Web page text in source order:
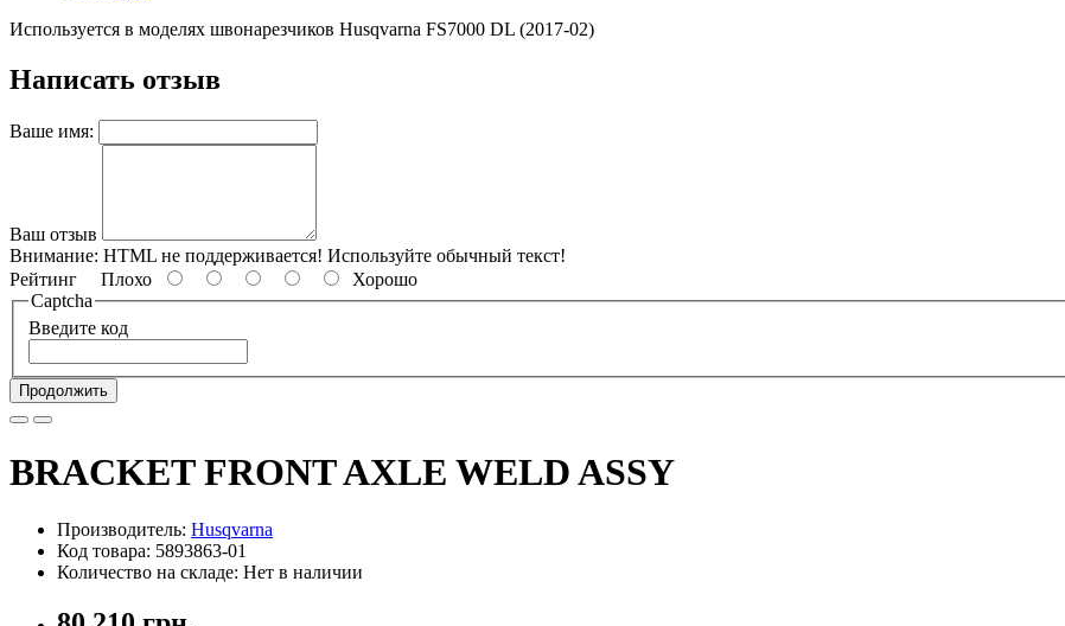
Используется в моделях швонарезчиков Husqvarna FS7000 DL (2017-02)
Написать отзыв
Ваше имя:
Ваш отзыв
Внимание: HTML не поддерживается! Используйте обычный текст!
Рейтинг Плохо
Хорошо
Captcha
Введите код
Продолжить
BRACKET FRONT AXLE WELD ASSY
Производитель: Husqvarna
Код товара: 5893863-01
Количество на складе: Нет в наличии